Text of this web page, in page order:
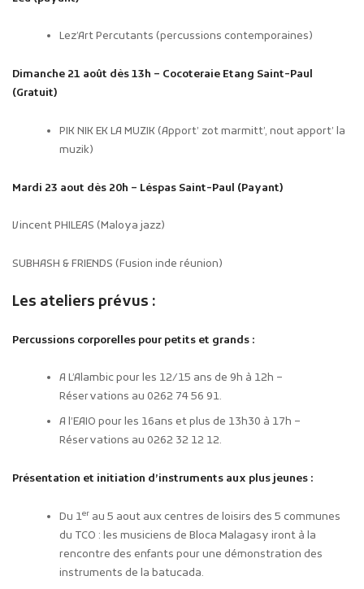
Lez’Art Percutants (percussions contemporaines)
Dimanche 21 août dès 13h – Cocoteraie Etang Saint-Paul
(Gratuit)
PIK NIK EK LA MUZIK (Apport’ zot marmitt’, nout apport’ la
muzik)
Mardi 23 aout dès 20h – Léspas Saint-Paul (Payant)
Vincent PHILEAS (Maloya jazz)
SUBHASH & FRIENDS (Fusion inde réunion)
Les ateliers prévus :
Percussions corporelles pour petits et grands :
A L’Alambic pour les 12/15 ans de 9h à 12h –
Réservations au 0262 74 56 91.
A l’EAIO pour les 16ans et plus de 13h30 à 17h –
Réservations au 0262 32 12 12.
Présentation et initiation d’instruments aux plus jeunes :
Du 1er au 5 aout aux centres de loisirs des 5 communes
du TCO : les musiciens de Bloca Malagasy iront à la
rencontre des enfants pour une démonstration des
instruments de la batucada.